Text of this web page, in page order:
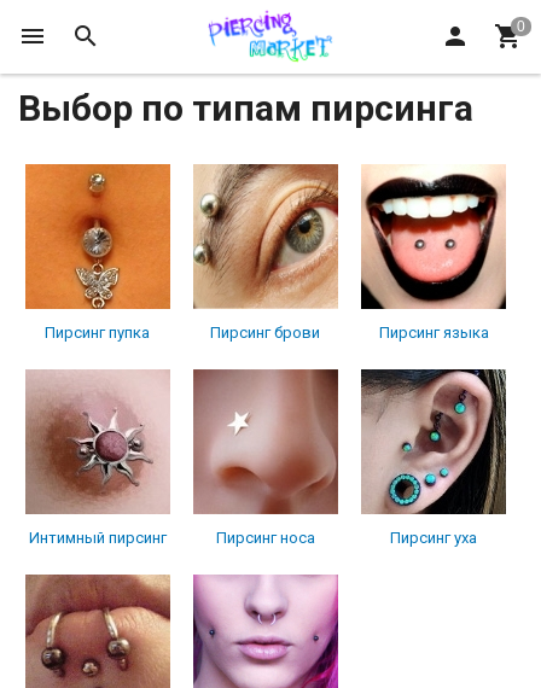
Выбор по типам пирсинга
Пирсинг пупка Пирсинг брови Пирсинг языка
Интимный пирсинг Пирсинг носа Пирсинг уха